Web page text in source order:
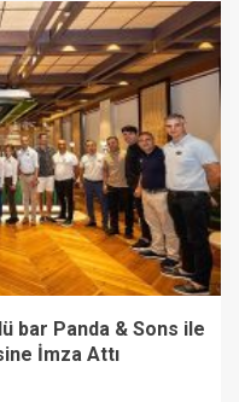
bar Panda & Sons ile
İmza Attı